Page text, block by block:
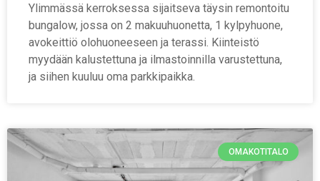
Ylimmässä kerroksessa sijaitseva täysin remontoitu
bungalow, jossa on 2 makuuhuonetta, 1 kylpyhuone,
avokeittiö olohuoneeseen ja terassi. Kiinteistö
myydään kalustettuna ja ilmastoinnilla varustettuna,
ja siihen kuuluu oma parkkipaikka.
OMAKOTITALO